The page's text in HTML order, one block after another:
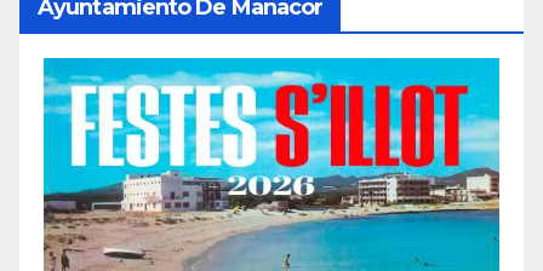
Ayuntamiento De Manacor